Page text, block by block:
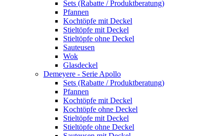
Sets (Rabatte / Produktberatung)
Pfannen
Kochtöpfe mit Deckel
Stieltöpfe mit Deckel
Stieltöpfe ohne Deckel
Sauteusen
Wok
Glasdeckel
Demeyere - Serie Apollo
Sets (Rabatte / Produktberatung)
Pfannen
Kochtöpfe mit Deckel
Kochtöpfe ohne Deckel
Stieltöpfe mit Deckel
Stieltöpfe ohne Deckel